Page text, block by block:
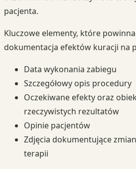
pacjenta.
Kluczowe elementy, które
dokumentacja efektów kuracji na
Data wykonania zabiegu
Szczegółowy opis procedury
Oczekiwane efekty oraz
rzeczywistych rezultatów
Opinie pacjentów
Zdjęcia dokumentujące
terapii